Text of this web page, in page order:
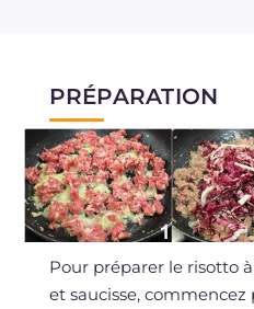
PRÉPARATION
Pour préparer le risotto
et saucisse,